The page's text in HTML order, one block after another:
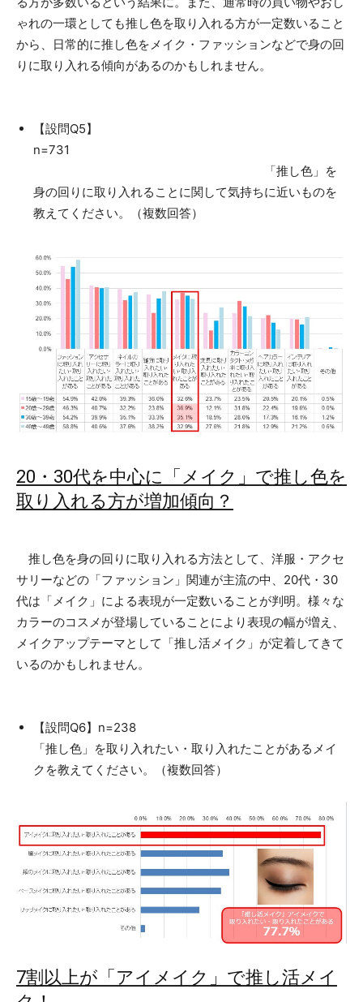
ゃれの一環としても推し色を取り入れる方が一定数いること
から、日常的に推し色をメイク・ファッションなどで身の回
りに取り入れる傾向があるのかもしれません。
【設問Q5】
n=731
「推し色」を
身の回りに取り入れることに関して気持ちに近いものを
教えてください。（複数回答）
20・30代を中心に「メイク」で推し色を
取り入れる方が増加傾向？
推し色を身の回りに取り入れる方法として、洋服・アクセ
サリーなどの「ファッション」関連が主流の中、20代・30
代は「メイク」による表現が一定数いることが判明。様々な
カラーのコスメが登場していることにより表現の幅が増え、
メイクアップテーマとして「推し活メイク」が定着してきて
いるのかもしれません。
【設問Q6】n=238
「推し色」を取り入れたい・取り入れたことがあるメイ
クを教えてください。（複数回答）
7割以上が「アイメイク」で推し活メイ